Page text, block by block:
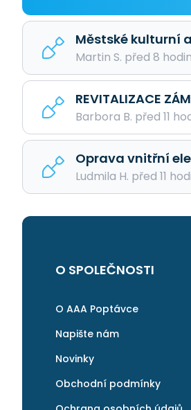
Městské kulturní
Martin S. před 8
REVITALIZACE
Barbora B. před 11
Oprava vnitřní
Ludmila H. před 11
O SPOLEČNOSTI
O AAA Poptávce
Napište nám
Novinky
Obchodní podmínky